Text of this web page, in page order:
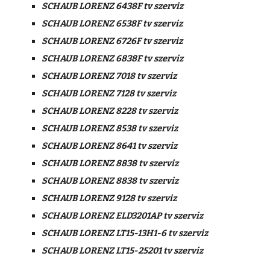
SCHAUB LORENZ 6438F tv szerviz
SCHAUB LORENZ 6538F tv szerviz
SCHAUB LORENZ 6726F tv szerviz
SCHAUB LORENZ 6838F tv szerviz
SCHAUB LORENZ 7018 tv szerviz
SCHAUB LORENZ 7128 tv szerviz
SCHAUB LORENZ 8228 tv szerviz
SCHAUB LORENZ 8538 tv szerviz
SCHAUB LORENZ 8641 tv szerviz
SCHAUB LORENZ 8838 tv szerviz
SCHAUB LORENZ 8838 tv szerviz
SCHAUB LORENZ 9128 tv szerviz
SCHAUB LORENZ ELD3201AP tv szerviz
SCHAUB LORENZ LT15-13H1-6 tv szerviz
SCHAUB LORENZ LT15-25201 tv szerviz